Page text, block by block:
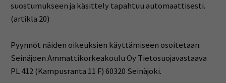
suostumukseen ja käsittely tapahtuu automaattisesti.
(artikla 20)
Pyynnöt näiden oikeuksien käyttämiseen osoitetaan:
Seinäjoen Ammattikorkeakoulu Oy Tietosuojavastaava
PL 412 (Kampusranta 11 F) 60320 Seinäjoki.